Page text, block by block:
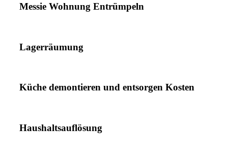
Messie Wohnung Entrümpeln
Lagerräumung
Küche demontieren und entsorgen Kosten
Haushaltsauflösung